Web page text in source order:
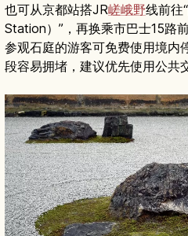
也可从京都站搭JR嵯峨野线前往
Station）”，再换乘市巴士15路前
参观石庭的游客可免费使用境内
段容易拥堵，建议优先使用公共